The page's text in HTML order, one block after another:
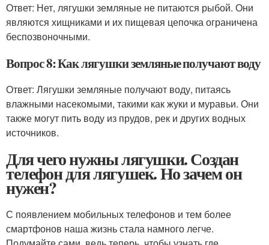
Ответ: Нет, лягушки земляные не питаются рыбой. Они
являются хищниками и их пищевая цепочка ограничена
беспозвоночными.
Вопрос 8: Как лягушки земляные получают воду
Ответ: Лягушки земляные получают воду, питаясь
влажными насекомыми, такими как жуки и муравьи. Они
также могут пить воду из прудов, рек и других водных
источников.
Для чего нужны лягушки. Создан
телефон для лягушек. Но зачем он
нужен?
С появлением мобильных телефонов и тем более
смартфонов наша жизнь стала намного легче.